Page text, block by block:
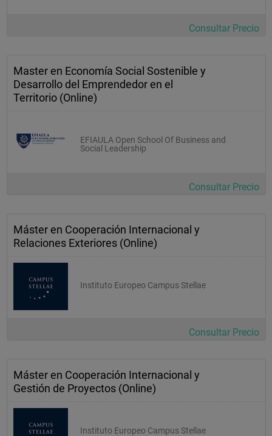
Consultar Precio
Master en Economía Social Sostenible y
Desarrollo del Emprendedor en el
Territorio (Online)
EFIAULA Open School Of Business and
Social Leadership
Consultar Precio
Máster en Cooperación Internacional y
Relaciones Exteriores (Online)
Instituto Europeo Campus Stellae
Consultar Precio
Máster en Cooperación Internacional y
Gestión de Proyectos (Online)
Instituto Europeo Campus Stellae